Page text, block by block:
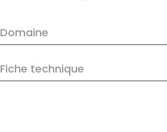
quantity
Domaine
Fiche technique